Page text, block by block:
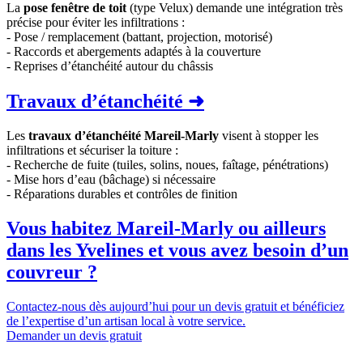
La pose fenêtre de toit(type Velux) demande une intégration très
précise pour éviter les infiltrations :
- Pose / remplacement (battant, projection, motorisé)
- Raccords et abergements adaptés à la couverture
- Reprises d’étanchéité autour du châssis
Travaux d’étanchéité ➜
Les travaux d’étanchéité Mareil-Marly visent à stopper les
infiltrations et sécuriser la toiture :
- Recherche de fuite (tuiles, solins, noues, faîtage, pénétrations)
- Mise hors d’eau (bâchage) si nécessaire
- Réparations durables et contrôles de finition
Vous habitez Mareil-Marly ou ailleurs
dans les Yvelines et vous avez besoin d’un
couvreur ?
Contactez-nous dès aujourd’hui pour un devis gratuit et bénéficiez
de l’expertise d’un artisan local à votre service.
Demander un devis gratuit